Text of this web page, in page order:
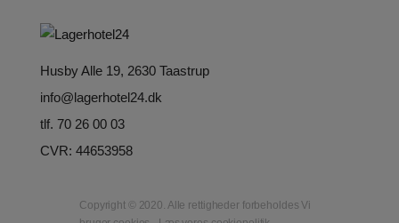
Husby Alle 19, 2630 Taastrup
info@lagerhotel24.dk
tlf. 70 26 00 03
CVR: 44653958
Copyright © 2020. Alle rettigheder forbeholdes Vi